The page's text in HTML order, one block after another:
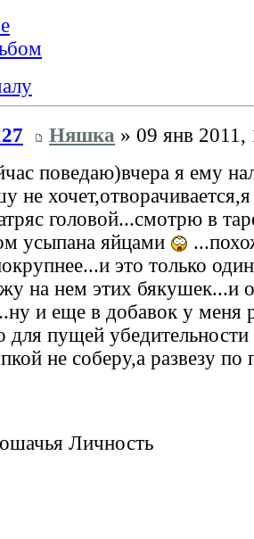
Няшка » 09 янв 2011,
поведаю)вчера я ему
не
головой...смотрю в
усыпана яйцами
это только
на нем этих бякушек...и
и еще в добавок у меня
для пущей убедительности
не соберу,а развезу по
Личность